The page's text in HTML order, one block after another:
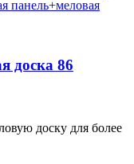
доска 86
доску для более